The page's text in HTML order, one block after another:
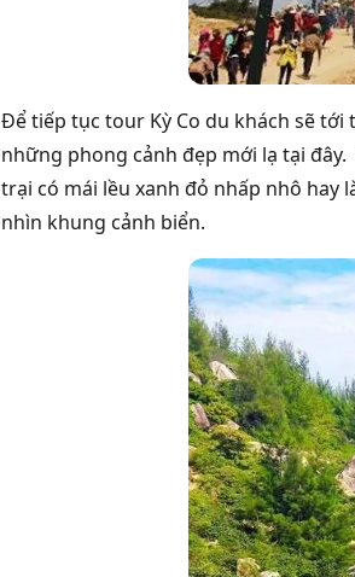
Để tiếp tục tour Kỳ Co du khách sẽ tới
những phong cảnh đẹp mới lạ tại
trại có mái lều xanh đỏ nhấp nhô hay
nhìn khung cảnh biển.